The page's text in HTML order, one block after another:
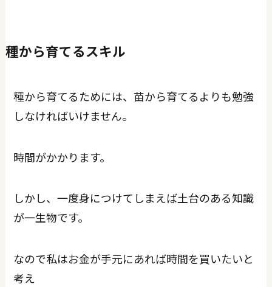
種から育てるスキル
種から育てるためには、苗から育てるよりも勉強
しなければいけません。
時間がかかります。
しかし、一度身につけてしまえば土台のある知識
が一生物です。
なので私はお金が手元にあれば時間を買いたいと
考え